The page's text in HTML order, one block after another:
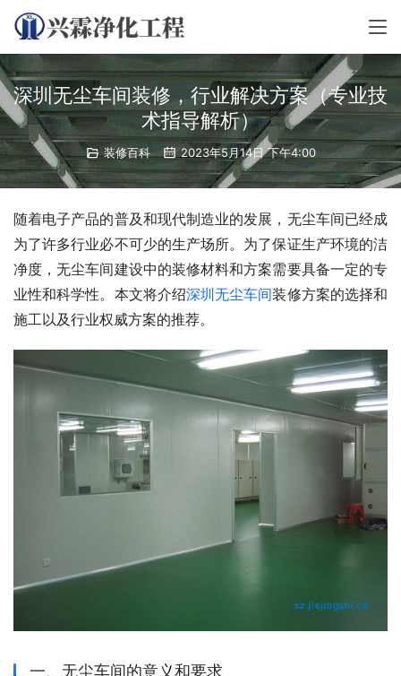
深圳无尘车间装修，行业解决方案（专业技
术指导解析）
装修百科 2023年5月14日 下午4:00
随着电子产品的普及和现代制造业的发展，无尘车间已经成
为了许多行业必不可少的生产场所。为了保证生产环境的洁
净度，无尘车间建设中的装修材料和方案需要具备一定的专
业性和科学性。本文将介绍深圳无尘车间装修方案的选择和
施工以及行业权威方案的推荐。
一、无尘车间的意义和要求